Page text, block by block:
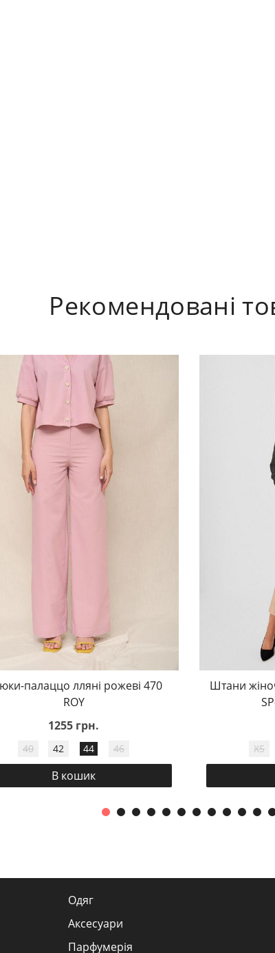
Рекомендовані
палаццо лляні рожеві 470
ROY
1255 грн.
40 42 44 46
В кошик
Штани
XS
Одяг
Аксесуари
Парфумерія